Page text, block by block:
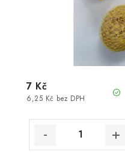
6,25 Kč bez DPH
7 Kč